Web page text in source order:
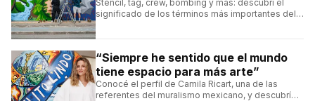
Stencil, tag, crew, bombing y más: descubrí el
significado de los términos más importantes del
“Siempre he sentido que el mundo
tiene espacio para más arte”
Conocé el perfil de Camila Ricart, una de las
referentes del muralismo mexicano, y descubrí